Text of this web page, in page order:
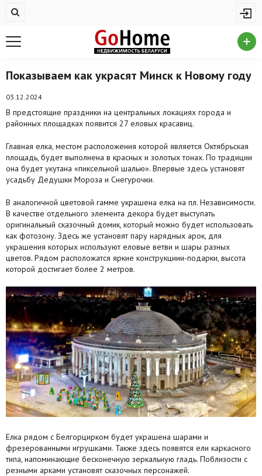
Купить квартиру
Новостройки
Комерческая недвижимость
Продажа коммерческой недвижимости
Аренда коммерческой недвижимости
Другие разделы
Новости
Ремонт квартир
Грузовое такси
Способы оплаты
Реклама на сайте
Показываем как украсят Минск к Новому году
03.12.2024
В предстоящие праздники на центральных локациях города и
районных площадках появится 27 еловых красавиц.
Главная елка, местом расположения которой является Октябрьская
площадь, будет выполнена в красных и золотых тонах. По традиции
она будет укутана «пиксельной шалью». Впервые здесь установят
усадьбу Дедушки Мороза и Снегурочки.
В аналогичной цветовой гамме украшена елка на пл. Независимости.
В качестве отдельного элемента декора будет выступать
оригинальный сказочный домик, который можно будет использовать
как фотозону. Здесь же установят пару нарядных арок, для
украшения которых используют еловые ветви и шары разных
цветов. Рядом расположатся яркие конструкциии-подарки, высота
которой достигает более 2 метров.
Елка рядом с Белгорцирком будет украшена шарами и
фрезерованными игрушками. Также здесь появятся ели каркасного
типа, напоминающие бесконечную зеркальную гладь. Поблизости с
резными арками установят сказочных персонажей.